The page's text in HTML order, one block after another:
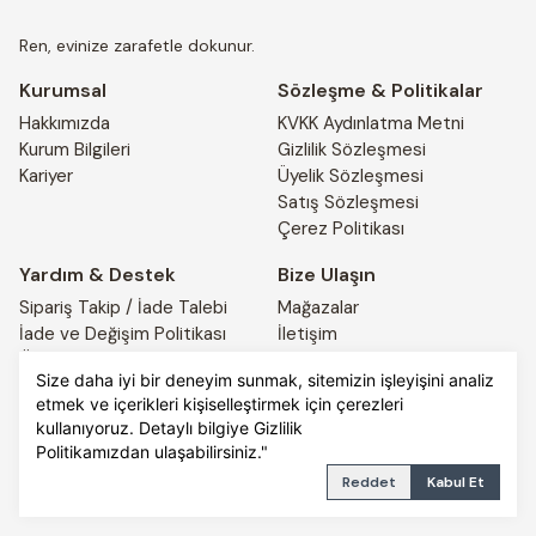
Size daha iyi bir deneyim sunmak, sitemizin işleyişini analiz
etmek ve içerikleri kişiselleştirmek için çerezleri
kullanıyoruz. Detaylı bilgiye Gizlilik
Politikamızdan ulaşabilirsiniz."
Reddet Kabul Et
Ren, evinize zarafetle dokunur.
Kurumsal
Hakkımızda
Kurum Bilgileri
Kariyer
Sözleşme & Politikalar
KVKK Aydınlatma Metni
Gizlilik Sözleşmesi
Üyelik Sözleşmesi
Satış Sözleşmesi
Çerez Politikası
Yardım & Destek
Sipariş Takip / İade Talebi
İade ve Değişim Politikası
Bize Ulaşın
Mağazalar
İletişim
© 2025 REN HOME. All rights reserved.
PRIVACY POLICYTERMS OF SERVICE